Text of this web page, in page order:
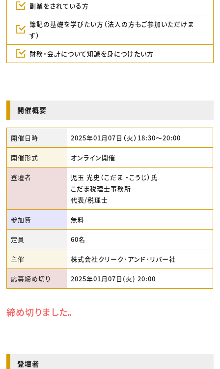
副業をされている方
簿記の基礎を学びたい方（法人の方もご参加いただけま
す）
財務・会計について知識を身につけたい方
開催概要
開催日時 2025年01月07日（火）18:30〜20:00
開催形式 オンライン開催
登壇者
児玉 光史（こだま ・こうじ）氏
こだま税理士事務所
代表/税理士
参加費 無料
定員 60名
主催 株式会社クリーク･アンド･リバー社
応募締め切り 2025年01月07日(火) 20:00
締め切りました。
登壇者